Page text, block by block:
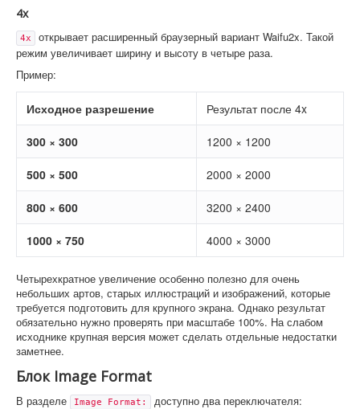
4x
4x
открывает расширенный браузерный вариант Waifu2x. Такой
режим увеличивает ширину и высоту в четыре раза.
Пример:
Исходное разрешение Результат после 4x
300 × 300 1200 × 1200
500 × 500 2000 × 2000
800 × 600 3200 × 2400
1000 × 750 4000 × 3000
Четырехкратное увеличение особенно полезно для очень
небольших артов, старых иллюстраций и изображений, которые
требуется подготовить для крупного экрана. Однако результат
обязательно нужно проверять при масштабе 100%. На слабом
исходнике крупная версия может сделать отдельные недостатки
заметнее.
Блок Image Format
В разделе Image Format: доступно два переключателя: